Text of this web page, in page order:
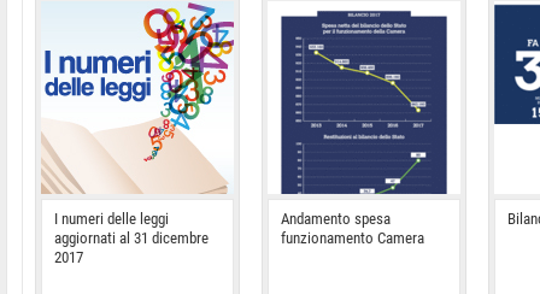
I numeri delle leggi
aggiornati al 31 dicembre
2017
Andamento spesa
funzionamento Camera